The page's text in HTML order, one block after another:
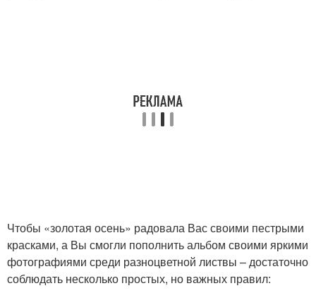
Чтобы «золотая осень» радовала Вас своими пестрыми
красками, а Вы смогли пополнить альбом своими яркими
фотографиями среди разноцветной листвы – достаточно
соблюдать несколько простых, но важных правил: